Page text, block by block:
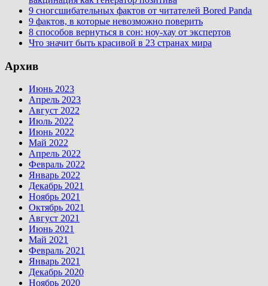
9 сногсшибательных фактов от читателей Bored Panda
9 фактов, в которые невозможно поверить
8 способов вернуться в сон: ноу-хау от экспертов
Что значит быть красивой в 23 странах мира
Архив
Июнь 2023
Апрель 2023
Август 2022
Июль 2022
Июнь 2022
Май 2022
Апрель 2022
Февраль 2022
Январь 2022
Декабрь 2021
Ноябрь 2021
Октябрь 2021
Август 2021
Июнь 2021
Май 2021
Февраль 2021
Январь 2021
Декабрь 2020
Ноябрь 2020